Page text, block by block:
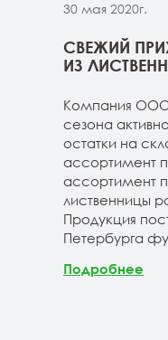
30 мая 2020г.
СВЕЖИЙ
ИЗ
Компания ООО
сезона
остатки на
ассортимент
ассортимент
лиственницы
Продукция
Петербурга
Подробнее